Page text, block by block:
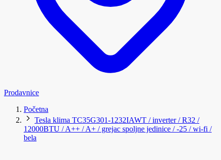
Prodavnice
Početna
Tesla klima TC35G301-1232IAWT / inverter / R32 /
12000BTU / A++ / A+ / grejac spoljne jedinice / -25 / wi-fi /
bela